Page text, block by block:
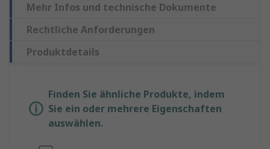
Mehr Infos und technische Dokumente
Rechtliche Anforderungen
Produktdetails
Finden Sie ähnliche Produkte, indem
Sie ein oder mehrere Eigenschaften
auswählen.